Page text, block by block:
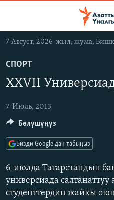
Навигацияга
өтүңүз
салыңызКЫРГЫЗСТАН
САЯСАТ
ЭКОНОМИКА
МАДАНИЯТ
ДҮЙНӨ
ДҮЙНӨ
БОРБОР АЗИЯ
УКРАИНА
АТАЙЫН ИЛИКТӨӨ
ТВ ПРОГРАММАЛАР
ЭКСПЕРТТЕР ТАЛДАЙТ
БИЗ ЖАНА ДҮЙНӨ
ӨЗГӨЧӨ ПИКИР
7-Август, 2026-жыл, жума,
СПОРТ
XXVII
7-Июль, 2013
6-июлда Татарстандын
универсиада
студенттердин жайкы
Бөлүшүңүз
Бизди Google'дан табыңыз